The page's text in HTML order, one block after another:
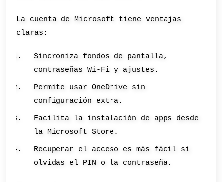
La cuenta de Microsoft tiene ventajas
claras:
Sincroniza fondos de pantalla,
contraseñas Wi‑Fi y ajustes.
Permite usar OneDrive sin
configuración extra.
Facilita la instalación de apps desde
la Microsoft Store.
Recuperar el acceso es más fácil si
olvidas el PIN o la contraseña.